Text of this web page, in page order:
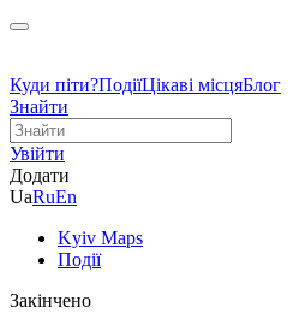
Куди піти?ПодіїЦікаві місцяБлог
Знайти
Увійти
Додати
UaRuEn
Kyiv Maps
Події
Закінчено